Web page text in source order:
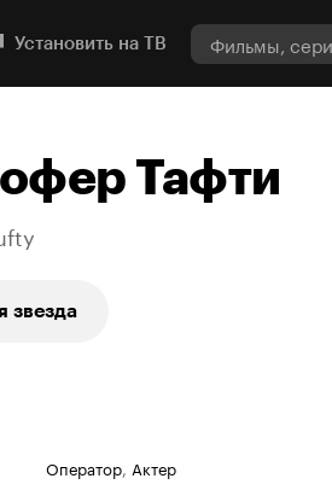
Установить на ТВ
Тафти
звезда
Оператор, Актер